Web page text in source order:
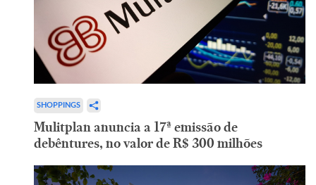
SHOPPINGS
Mulitplan anuncia a 17ª emissão de
debêntures, no valor de R$ 300 milhões